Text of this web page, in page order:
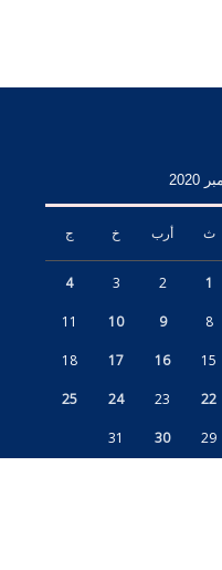
2020
ث أرب خ ج
1
2
3
4
8
9
10
11
15
16
17
18
22
23
24
25
29
30
31